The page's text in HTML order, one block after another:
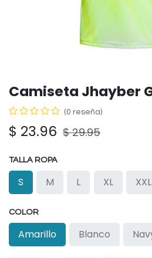
Camiseta Jhayber
(0 reseña)
$ 23.96 $29.95
TALLA ROPA
S M L XL XXL
COLOR
Amarillo Blanco